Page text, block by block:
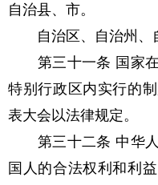
自治县、市。
自治区、自治州、
第三十一条 国家在
特别行政区内实行的
表大会以法律规定。
第三十二条 中华人
国人的合法权利和利